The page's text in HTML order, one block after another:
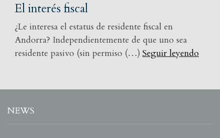
El interés fiscal
¿Le interesa el estatus de residente fiscal en
Andorra? Independientemente de que uno sea
residente pasivo (sin permiso (…) Seguir leyendo
NEWS